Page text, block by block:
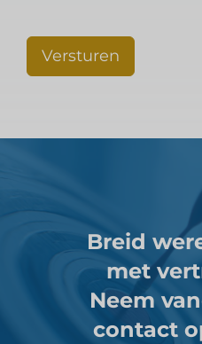
Versturen
Breid
met
Neem
contact